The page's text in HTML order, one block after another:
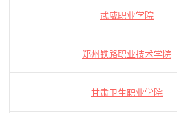
武威职业学院
郑州铁路职业技术学院
甘肃卫生职业学院